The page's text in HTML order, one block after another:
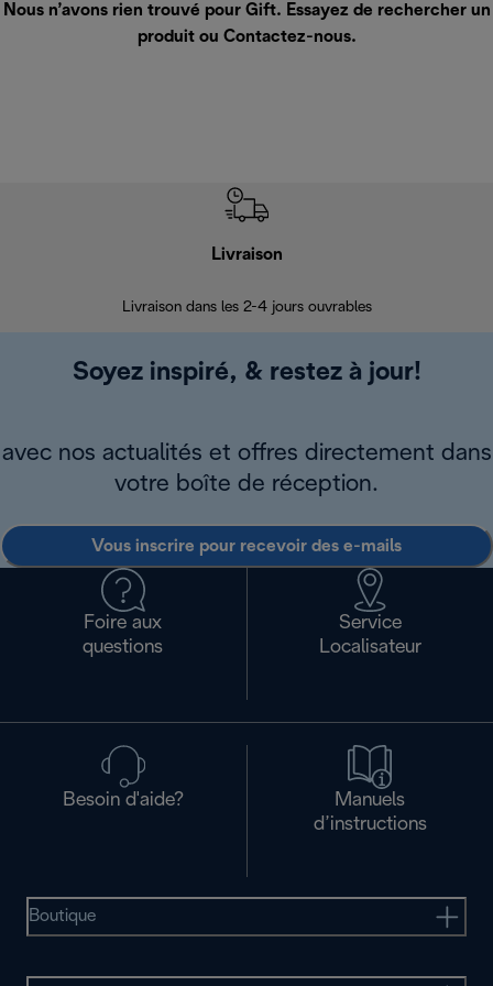
Nous n’avons rien trouvé pour Gift. Essayez de rechercher un
produit ou Contactez-nous.
Livraison
Livraison dans les 2-4 jours ouvrables
Soyez inspiré, & restez à jour!
avec nos actualités et offres directement dans
votre boîte de réception.
Vous inscrire pour recevoir des e-mails
Foire aux
questions
Service
Localisateur
Besoin d'aide?
Manuels
d’instructions
Boutique